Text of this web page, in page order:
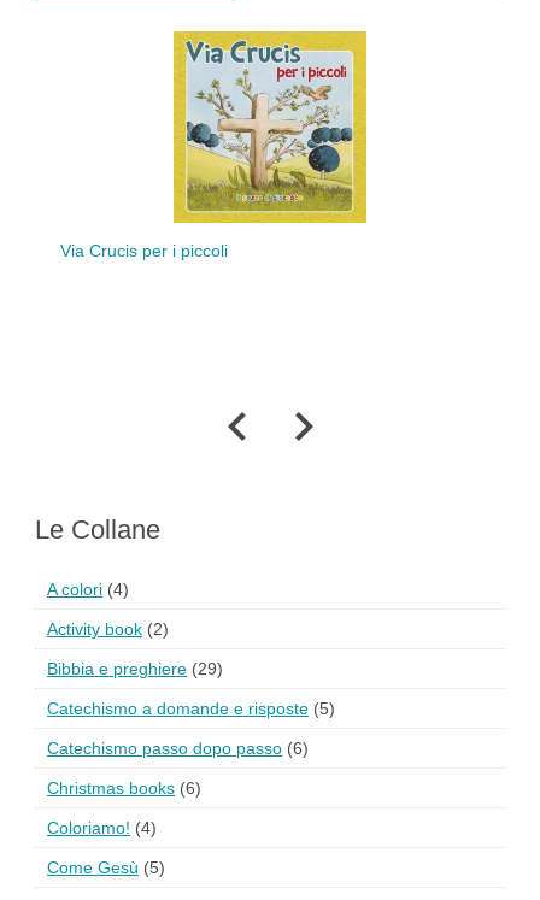
Via Crucis per i piccoli
Le Collane
A colori (4)
Activity book (2)
Bibbia e preghiere (29)
Catechismo a domande e risposte (5)
Catechismo passo dopo passo (6)
Christmas books (6)
Coloriamo! (4)
Come Gesù (5)